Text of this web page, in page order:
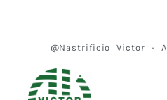
@Nastrificio Victor -